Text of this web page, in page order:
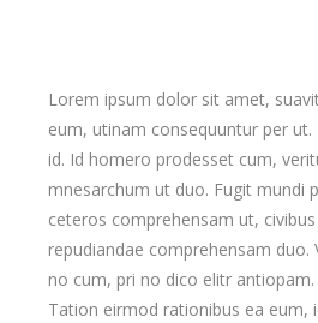
Lorem ipsum dolor sit amet,
eum, utinam consequuntur per ut.
id. Id homero prodesset cum,
mnesarchum ut duo. Fugit mundi
ceteros comprehensam ut,
repudiandae comprehensam duo.
no cum, pri no dico elitr
Tation eirmod rationibus ea eum,